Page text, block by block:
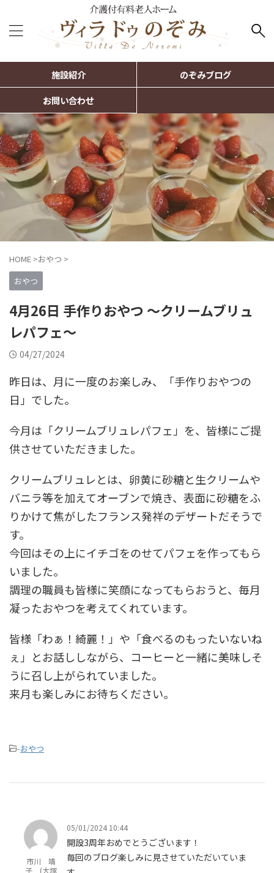
施設紹介
のぞみブログ
お問い合わせ
HOME >おやつ >
おやつ
4月26日 手作りおやつ ～クリームブリュ
レパフェ～
04/27/2024
昨日は、月に一度のお楽しみ、「手作りおやつの
日」でした。
今月は「クリームブリュレパフェ」を、皆様にご提
供させていただきました。
クリームブリュレとは、卵黄に砂糖と生クリームや
バニラ等を加えてオーブンで焼き、表面に砂糖をふ
りかけて焦がしたフランス発祥のデザートだそうで
す。
今回はその上にイチゴをのせてパフェを作ってもら
いました。
調理の職員も皆様に笑顔になってもらおうと、毎月
凝ったおやつを考えてくれています。
皆様「わぁ！綺麗！」や「食べるのもったいないね
ぇ」とお話ししながら、コーヒーと一緒に美味しそ
うに召し上がられていました。
来月も楽しみにお待ちください。
-おやつ
市川 靖
子 (大塚
05/01/2024 10:44
開設3周年おめでとうございます！
毎回のブログ楽しみに見させていただいていま